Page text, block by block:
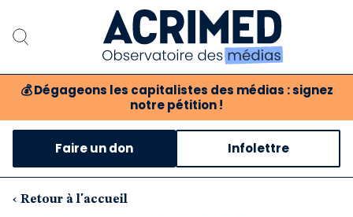
💰 Dégageons les capitalistes des médias : signez
notre pétition !
Notre association
Notre critique des médias
Faire un don Infolettre
‹ Retour à l'accueil